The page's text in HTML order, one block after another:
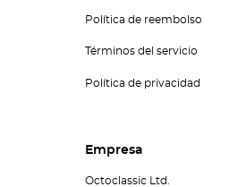
Política de reembolso
Términos del servicio
Política de privacidad
Empresa
Octoclassic Ltd.